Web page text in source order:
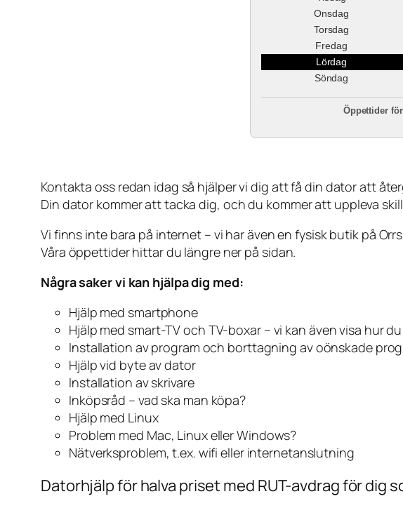
Onsdag
Torsdag
Fredag
Lördag
Söndag
Öppettider
Kontakta oss redan idag så hjälper vi dig att få din dator att
Din dator kommer att tacka dig, och du kommer att uppleva
Vi finns inte bara på internet – vi har även en fysisk butik på
Våra öppettider hittar du längre ner på sidan.
Några saker vi kan hjälpa dig med:
Hjälp med smartphone
Hjälp med smart-TV och TV-boxar – vi kan även visa hur
Installation av program och borttagning av oönskade
Hjälp vid byte av dator
Installation av skrivare
Inköpsråd – vad ska man köpa?
Hjälp med Linux
Problem med Mac, Linux eller Windows?
Nätverksproblem, t.ex. wifi eller internetanslutning
Datorhjälp för halva priset med RUT-avdrag för dig